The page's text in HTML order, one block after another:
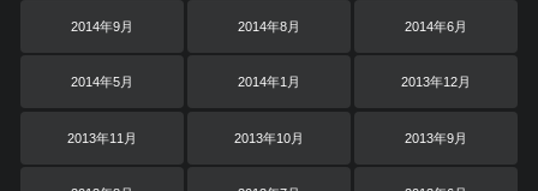
2014年9月 2014年8月 2014年6月
2014年5月 2014年1月 2013年12月
2013年11月 2013年10月 2013年9月